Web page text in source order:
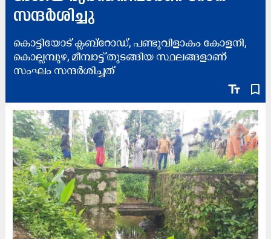
സന്ദർശിച്ചു
text_fields bookmark_border
കൊട്ടിയോട് ക്ലബ്റോഡ്, പണ്ടുവിളാകം കോളനി,
കൊല്ലമ്പുഴ, മീമ്പാട്ട് തുടങ്ങിയ സ്ഥലങ്ങളാണ്
സംഘം സന്ദർശിച്ചത്